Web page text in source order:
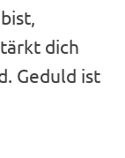
dich
Geduld ist